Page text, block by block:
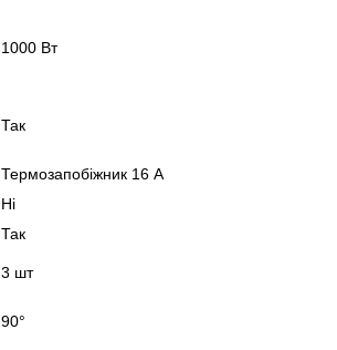
1000 Вт
Так
Термозапобіжник 16 А
Ні
Так
3 шт
90°